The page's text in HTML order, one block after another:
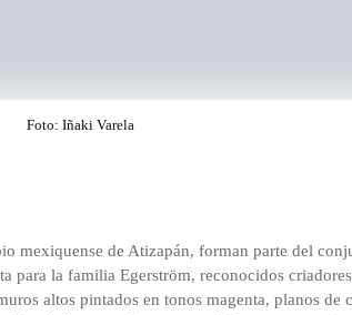
Foto: Iñaki Varela
mexiquense de Atizapán, forman parte del
para la familia Egerström, reconocidos
altos pintados en tonos magenta, planos de